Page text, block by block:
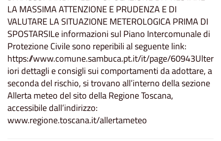
LA MASSIMA ATTENZIONE E PRUDENZA E DI
VALUTARE LA SITUAZIONE METEROLOGICA PRIMA DI
SPOSTARSILe informazioni sul Piano Intercomunale di
Protezione Civile sono reperibili al seguente link:
https://www.comune.sambuca.pt.it/it/page/60943Ulter
iori dettagli e consigli sui comportamenti da adottare, a
seconda del rischio, si trovano all’interno della sezione
Allerta meteo del sito della Regione Toscana,
accessibile dall’indirizzo:
www.regione.toscana.it/allertameteo